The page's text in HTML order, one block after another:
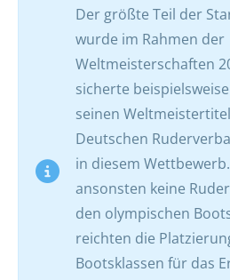
Der größte Teil der
wurde im Rahmen der
Weltmeisterschaften
sicherte
seinen
Deutschen
in diesem
ansonsten keine
den olympischen
reichten die
Bootsklassen für das